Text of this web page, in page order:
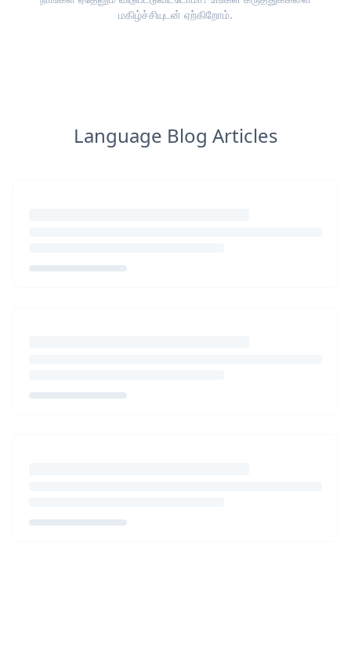
மகிழ்ச்சியுடன் ஏற்கிறோம்.
Language Blog Articles